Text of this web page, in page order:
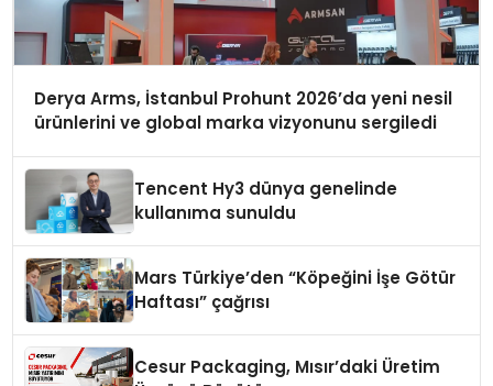
Derya Arms, İstanbul Prohunt 2026’da yeni nesil
ürünlerini ve global marka vizyonunu sergiledi
Tencent Hy3 dünya genelinde
kullanıma sunuldu
Mars Türkiye’den “Köpeğini İşe Götür
Haftası” çağrısı
Cesur Packaging, Mısır’daki Üretim